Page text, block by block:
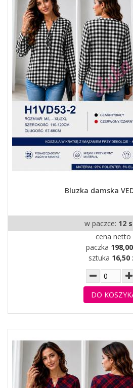
Bluzka damska
w paczce: 12
cena netto
paczka
sztuka 16,50
DO